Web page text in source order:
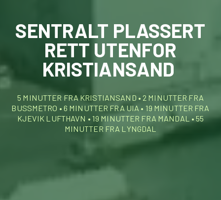
SENTRALT PLASSERT
RETT UTENFOR
KRISTIANSAND
5 MINUTTER FRA KRISTIANSAND • 2 MINUTTER FRA
BUSSMETRO • 6 MINUTTER FRA UIA • 19 MINUTTER FRA
KJEVIK LUFTHAVN • 19 MINUTTER FRA MANDAL • 55
MINUTTER FRA LYNGDAL